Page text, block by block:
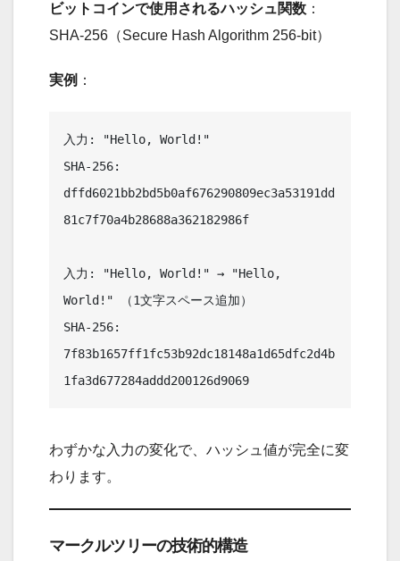
ビットコインで使用されるハッシュ関数 ：
SHA-256（Secure Hash Algorithm 256-bit）
実例 ：
入力: "Hello, World!"
SHA-256:
dffd6021bb2bd5b0af676290809ec3a53191dd
81c7f70a4b28688a362182986f
入力: "Hello, World!" → "Hello,
World!" （1文字スペース追加）
SHA-256:
7f83b1657ff1fc53b92dc18148a1d65dfc2d4b
わずかな入力の変化で、ハッシュ値が完全に変
わります。
マークルツリーの技術的構造